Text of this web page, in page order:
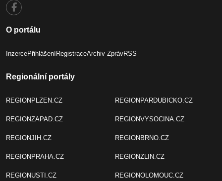
O portálu
InzercePřihlášeníRegistraceArchiv ZprávRSS
Regionální portály
REGIONPLZEN.CZ
REGIONZAPAD.CZ
REGIONJIH.CZ
REGIONPRAHA.CZ
REGIONUSTI.CZ
REGIONPARDUBICKO.CZ
REGIONVYSOCINA.CZ
REGIONBRNO.CZ
REGIONZLIN.CZ
REGIONOLOMOUC.CZ